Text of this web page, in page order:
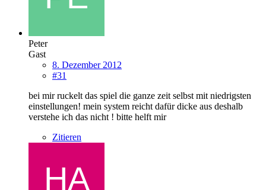
Peter
Gast
8. Dezember 2012
#31
bei mir ruckelt das spiel die ganze zeit selbst mit niedrigsten
einstellungen! mein system reicht dafür dicke aus deshalb
verstehe ich das nicht ! bitte helft mir
Zitieren